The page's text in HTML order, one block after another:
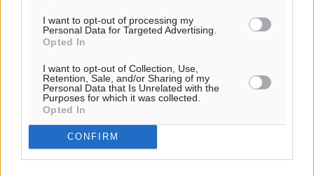
I want to opt-out of processing my
Personal Data for Targeted Advertising.
Opted In
I want to opt-out of Collection, Use,
Retention, Sale, and/or Sharing of my
Personal Data that Is Unrelated with the
Purposes for which it was collected.
Opted In
CONFIRM